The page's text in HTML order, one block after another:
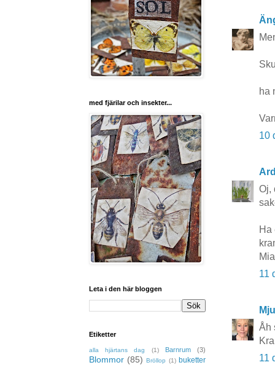
ha
10
Oj,
Ha
Mia
11
Åh
11
med fjärilar och insekter...
Leta i den här bloggen
Etiketter
alla hjärtans dag (1) Barnrum (3)
Blommor (85) Bröllop (1) buketter